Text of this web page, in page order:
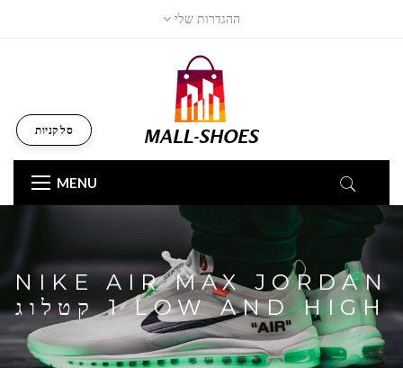
ההגדרות שלי
MENU
סל קניות
NIKE AIR MAX JORDAN
1 LOW AND HIGH קטלוג